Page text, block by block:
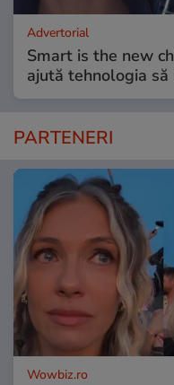
Advertorial
Smart is the new
ajută tehnologia să
PARTENERI
Wowbiz.ro